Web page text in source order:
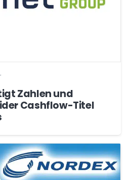
Zahlen und
Cashflow-Titel